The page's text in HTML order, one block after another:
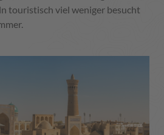
touristisch viel weniger besucht